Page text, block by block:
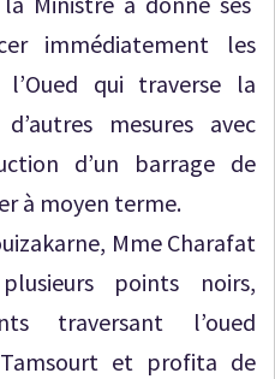
immédiatement les
qui traverse la
mesures avec
d’un barrage de
à moyen terme.
Mme Charafat
points noirs,
traversant l’oued
et profita de